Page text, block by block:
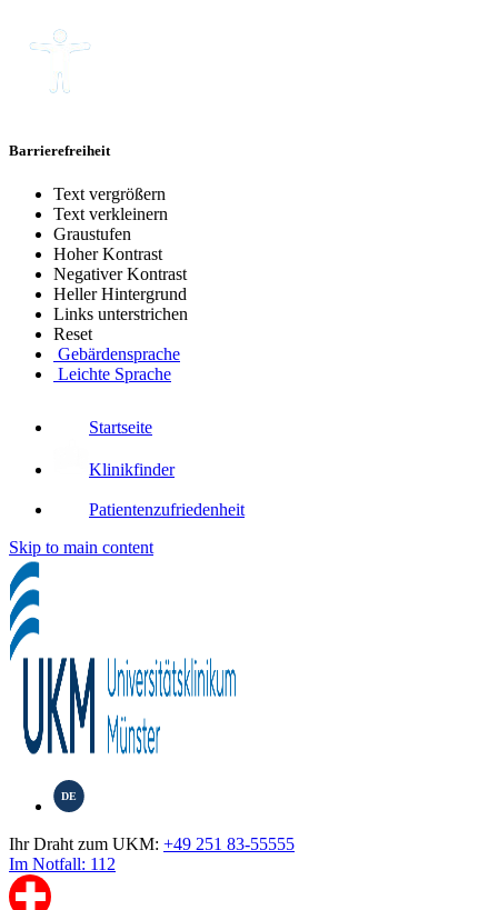
Barrierefreiheit
Text vergrößern
Text verkleinern
Graustufen
Hoher Kontrast
Negativer Kontrast
Heller Hintergrund
Links unterstrichen
Reset
Gebärdensprache
Leichte Sprache
Startseite
Klinikfinder
Patientenzufriedenheit
Skip to main content
DE
Ihr Draht zum UKM: +49 251 83-55555
Im Notfall: 112